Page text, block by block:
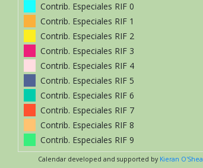
Contrib. Especiales RIF 0
Contrib. Especiales RIF 1
Contrib. Especiales RIF 2
Contrib. Especiales RIF 3
Contrib. Especiales RIF 4
Contrib. Especiales RIF 5
Contrib. Especiales RIF 6
Contrib. Especiales RIF 7
Contrib. Especiales RIF 8
Contrib. Especiales RIF 9
Calendar developed and supported by Kieran O'Shea